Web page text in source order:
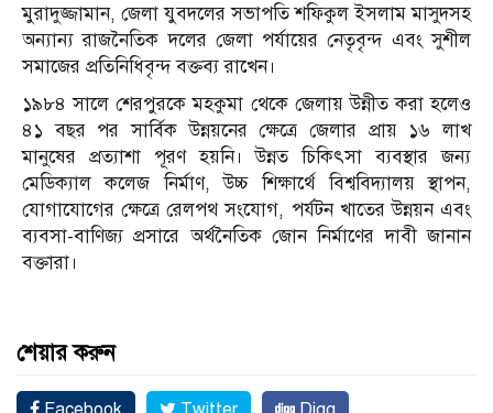
মুরাদুজ্জামান, জেলা যুবদলের সভাপতি শফিকুল ইসলাম মাসুদসহ
অন্যান্য রাজনৈতিক দলের জেলা পর্যায়ের নেতৃবৃন্দ এবং সুশীল
সমাজের প্রতিনিধিবৃন্দ বক্তব্য রাখেন।
১৯৮৪ সালে শেরপুরকে মহকুমা থেকে জেলায় উন্নীত করা হলেও
৪১ বছর পর সার্বিক উন্নয়নের ক্ষেত্রে জেলার প্রায় ১৬ লাখ
মানুষের প্রত্যাশা পূরণ হয়নি। উন্নত চিকিৎসা ব্যবস্থার জন্য
মেডিক্যাল কলেজ নির্মাণ, উচ্চ শিক্ষার্থে বিশ্ববিদ্যালয় স্থাপন,
যোগাযোগের ক্ষেত্রে রেলপথ সংযোগ, পর্যটন খাতের উন্নয়ন এবং
ব্যবসা-বাণিজ্য প্রসারে অর্থনৈতিক জোন নির্মাণের দাবী জানান
বক্তারা।
শেয়ার করুন